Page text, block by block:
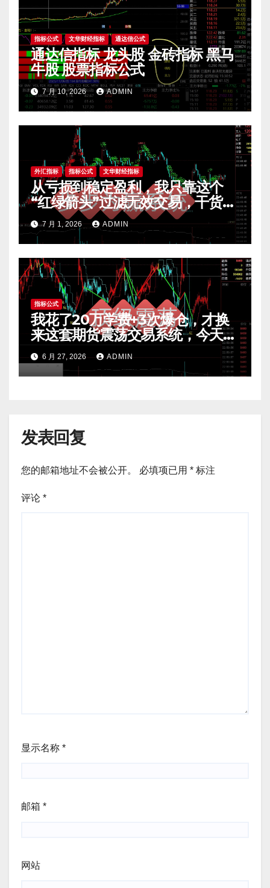
指标公式 文华财经指标 通达信公式
通达信指标 龙头股 金砖指标 黑马
牛股 股票指标公式
7 月 10, 2026 ADMIN
外汇指标 指标公式 文华财经指标
从亏损到稳定盈利，我只靠这个
“红绿箭头”过滤无效交易，干货全
公开 mt4指标
7 月 1, 2026 ADMIN
指标公式
我花了20万学费+3次爆仓，才换
来这套期货震荡交易系统，今天免
费公开核心逻辑
6 月 27, 2026 ADMIN
发表回复
您的邮箱地址不会被公开。 必填项已用 * 标注
评论 *
显示名称 *
邮箱 *
网站